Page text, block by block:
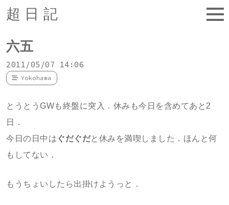
超日記
六五
2011/05/07 14:06
Yokohama
とうとうGWも終盤に突入．休みも今日を含めてあと2
日．
今日の日中は ぐだぐだと休みを満喫しました．ほんと何
もしてない．
もうちょいしたら出掛けようっと．